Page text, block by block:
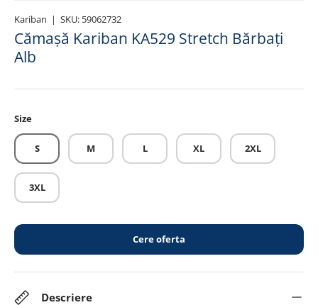
Kariban | SKU: 59062732
Cămașă Kariban KA529 Stretch Bărbați
Alb
Size
S M L XL 2XL
3XL
Cere oferta
Descriere